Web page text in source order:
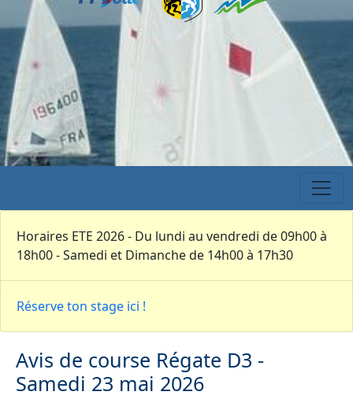
Horaires ETE 2026 - Du lundi au vendredi de 09h00 à
18h00 - Samedi et Dimanche de 14h00 à 17h30
Réserve ton stage ici !
Avis de course Régate D3 -
Samedi 23 mai 2026